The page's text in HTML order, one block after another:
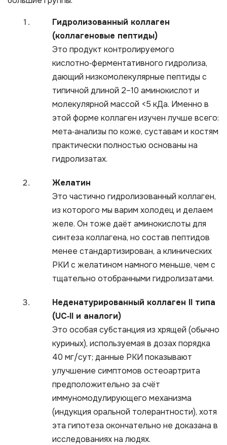
Гидролизованный коллаген
(коллагеновые пептиды)
Это продукт контролируемого
кислотно‑ферментативного гидролиза,
дающий низкомолекулярные пептиды с
типичной длиной 2–10 аминокислот и
молекулярной массой <5 кДа. Именно в
этой форме коллаген изучен лучше всего:
мета‑анализы по коже, суставам и костям
практически полностью основаны на
гидролизатах.
Желатин
Это частично гидролизованный коллаген,
из которого мы варим холодец и делаем
желе. Он тоже даёт аминокислоты для
синтеза коллагена, но состав пептидов
менее стандартизирован, а клинических
РКИ с желатином намного меньше, чем с
тщательно отобранными гидролизатами.
Неденатурированный коллаген II типа
(UC‑II и аналоги)
Это особая субстанция из хрящей (обычно
куриных), используемая в дозах порядка
40 мг/сут; данные РКИ показывают
улучшение симптомов остеоартрита
предположительно за счёт
иммуномодулирующего механизма
(индукция оральной толерантности), хотя
эта гипотеза окончательно не доказана в
исследованиях на людях.